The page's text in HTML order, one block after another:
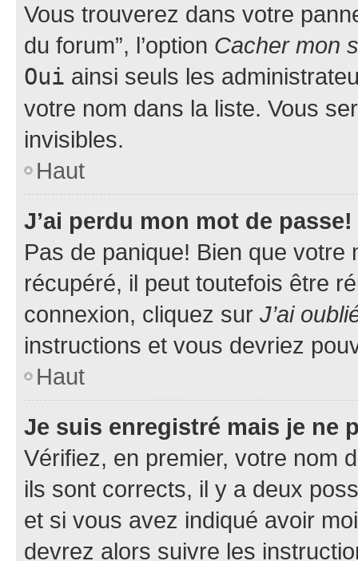
Vous trouverez dans votre
du forum”, l’option Cacher mon
Oui ainsi seuls les
votre nom dans la liste. Vous
invisibles.
Haut
J’ai perdu mon mot de passe!
Pas de panique! Bien que
récupéré, il peut toutefois être
connexion, cliquez sur J’ai
instructions et vous devriez
Haut
Je suis enregistré mais je ne
Vérifiez, en premier, votre nom
ils sont corrects, il y a deux
et si vous avez indiqué avoir
devrez alors suivre les